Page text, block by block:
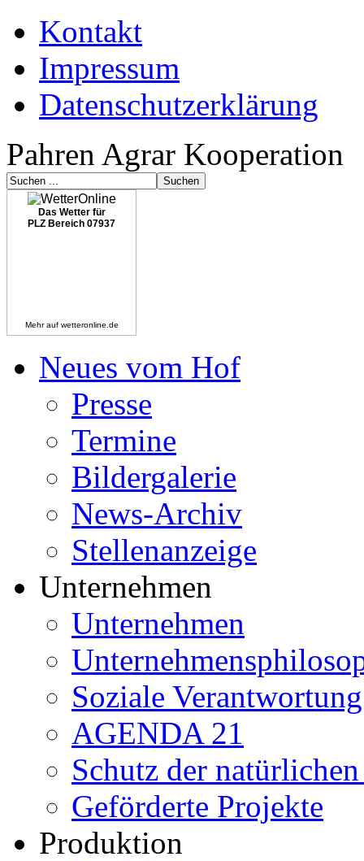
Kontakt
Impressum
Datenschutzerklärung
Pahren Agrar Kooperation
Das Wetter für
PLZ Bereich 07937
Mehr auf wetteronline.de
Neues vom Hof
Presse
Termine
Bildergalerie
News-Archiv
Stellenanzeige
Unternehmen
Unternehmen
Soziale
AGENDA 21
Schutz der
Geförderte Projekte
Produktion